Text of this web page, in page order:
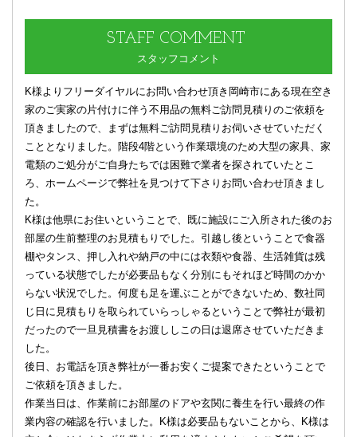
STAFF COMMENT
スタッフコメント
K様よりフリーダイヤルにお問い合わせ頂き岡崎市にある現在空き
家のご実家の片付けに伴う不用品の無料ご訪問見積りのご依頼を
頂きましたので、まずは無料ご訪問見積りお伺いさせていただく
こととなりました。階段4階という作業環境のため大型の家具、家
電類のご処分がご自身たちでは困難で業者を探されていたとこ
ろ、ホームページで弊社を見つけて下さりお問い合わせ頂きまし
た。
K様は他県にお住いということで、既に施設にご入所された後のお
部屋の生前整理のお見積もりでした。引越し後ということで食器
棚やタンス、押し入れや納戸の中には衣類や食器、生活雑貨は残
っている状態でしたが必要品もなく分別にもそれほど時間のかか
らない状況でした。何度も足を運ぶことができないため、数社同
じ日に見積もりを取られていらっしゃるということで弊社が最初
だったので一旦見積書をお渡ししこの日は退席させていただきま
した。
後日、お電話を頂き弊社が一番お安くご提案できたということで
ご依頼を頂きました。
作業当日は、作業前にお部屋のドアや玄関に養生を行い最終の作
業内容の確認を行いました。K様は必要品もないことから、K様は